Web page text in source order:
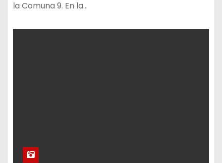
la Comuna 9. En la…